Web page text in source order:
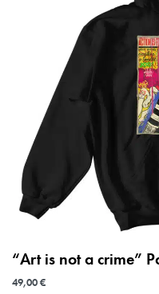
“Art is not a crime”
49,00€